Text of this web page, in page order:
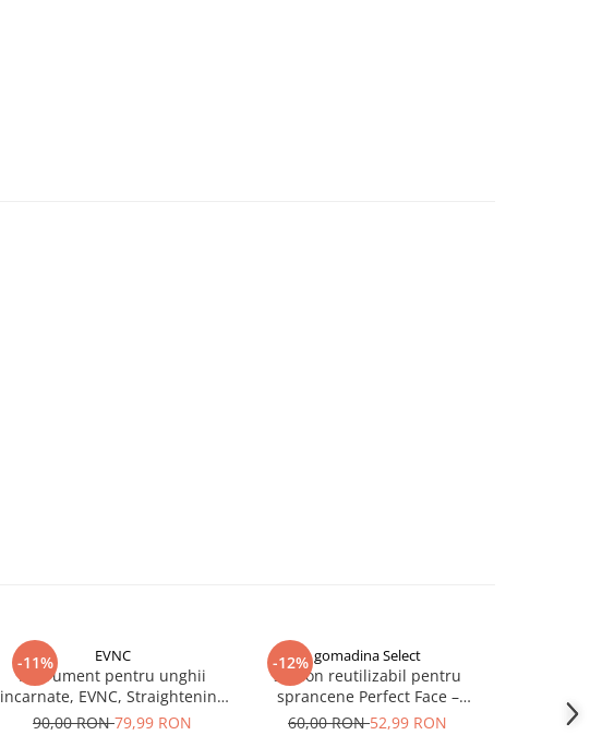
-11% EVNC
Instrument pentru unghii
incarnate, EVNC, Straightening
Clip
90,00 RON79,99 RON
-12% gomadina Select
Sablon reutilizabil pentru
sprancene Perfect Face –
contur rapid si precis
60,00 RON52,99 RON
portabil,